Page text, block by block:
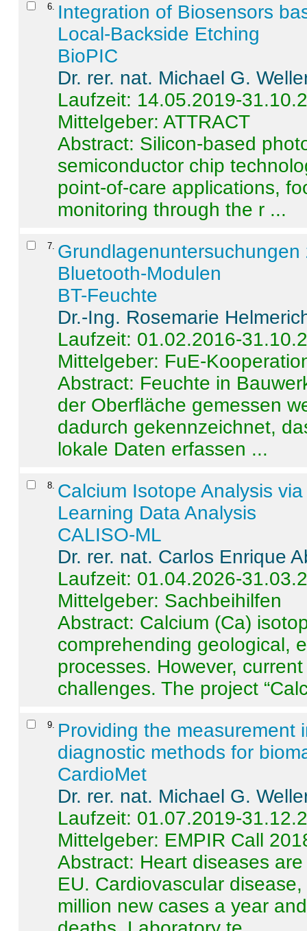
6
Integration of Biosensors
Local-Backside Etching
BioPIC
Dr. rer. nat. Michael G.
Laufzeit: 14.05.2019-
Mittelgeber: ATTRACT
Abstract: Silicon-based
semiconductor chip
point-of-care applications,
monitoring through the r ...
7
Bluetooth-Modulen
BT-Feuchte
Dr.-Ing. Rosemarie
Laufzeit: 01.02.2016-
Mittelgeber: FuE-
Abstract: Feuchte in
der Oberfläche gemessen
dadurch gekennzeichnet,
lokale Daten erfassen ...
8 Calcium Isotope Analysis
Learning Data Analysis
CALISO-ML
Dr. rer. nat. Carlos Enrique
Laufzeit: 01.04.2026-
Mittelgeber: Sachbeihilfen
Abstract: Calcium (Ca)
comprehending geological,
processes. However,
challenges. The project
9
Providing the measurement
diagnostic methods for
CardioMet
Dr. rer. nat. Michael G.
Laufzeit: 01.07.2019-
Mittelgeber: EMPIR Call
Abstract: Heart diseases
EU. Cardiovascular
million new cases a year